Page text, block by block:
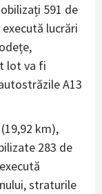
591 de
lucrări
lot va fi
A13
km),
283 de
straturile